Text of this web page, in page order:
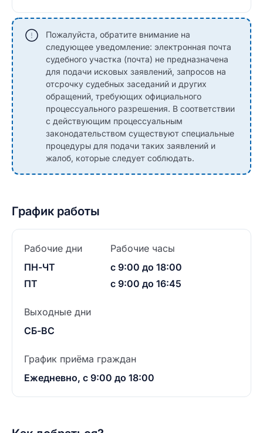
Пожалуйста, обратите внимание на
следующее уведомление: электронная почта
судебного участка (почта) не предназначена
для подачи исковых заявлений, запросов на
отсрочку судебных заседаний и других
обращений, требующих официального
процессуального разрешения. В соответствии
с действующим процессуальным
законодательством существуют специальные
процедуры для подачи таких заявлений и
жалоб, которые следует соблюдать.
График работы
Рабочие дни
ПН-ЧТ
ПТ
Рабочие часы
с 9:00 до 18:00
с 9:00 до 16:45
Выходные дни
СБ-ВС
График приёма граждан
Ежедневно, с 9:00 до 18:00